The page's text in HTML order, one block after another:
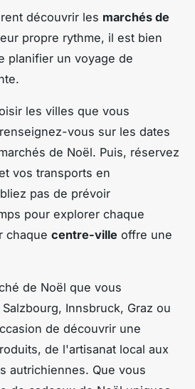
découvrir les marchés de
propre rythme, il est bien
planifier un voyage de
les villes que vous
vous sur les dates
de Noël. Puis, réservez
vos transports en
pas de prévoir
pour explorer chaque
chaque centre-ville offre une
de Noël que vous
Innsbruck, Graz ou
de découvrir une
de l'artisanat local aux
autrichiennes. Que vous